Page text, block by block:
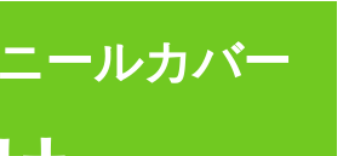
ールカバー